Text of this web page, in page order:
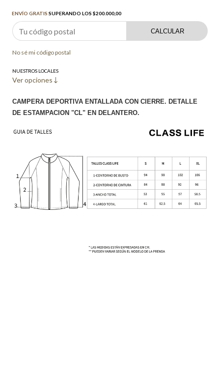
ENVÍO GRATIS SUPERANDO LOS $200.000,00
CALCULAR
No sé mi código postal
NUESTROS LOCALES
Ver opciones
CAMPERA DEPORTIVA ENTALLADA CON CIERRE. DETALLE
DE ESTAMPACION "CL" EN DELANTERO.